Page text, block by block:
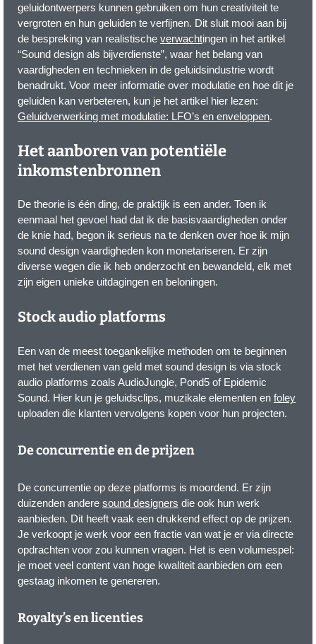
geluidontwerpers kunnen gebruiken om hun creativiteit te
vergroten en hun geluiden te verfijnen. Dit sluit mooi aan bij
de bespreking van realistische verwachtingen in het artikel
“Sound design als bijverdienste”, waar het belang van
vaardigheden en technieken in de geluidsindustrie wordt
benadrukt. Voor meer informatie over modulatie en hoe dit je
geluiden kan verbeteren, kun je het artikel hier lezen:
Geluidverwerking met modulatie: LFO’s en enveloppen.
Het aanboren van potentiële
inkomstenbronnen
De theorie is één ding, de praktijk is een ander. Toen ik
eenmaal het gevoel had dat ik de basisvaardigheden onder
de knie had, begon ik serieus na te denken over hoe ik mijn
sound design vaardigheden kon monetariseren. Er zijn
diverse wegen die ik heb onderzocht en bewandeld, elk met
zijn eigen unieke uitdagingen en beloningen.
Stock audio platforms
Een van de meest toegankelijke methoden om te beginnen
met het verdienen van geld met sound design is via stock
audio platforms zoals AudioJungle, Pond5 of Epidemic
Sound. Hier kun je geluidsclips, muzikale elementen en foley
uploaden die klanten vervolgens kopen voor hun projecten.
De concurrentie en de prijzen
De concurrentie op deze platforms is moordend. Er zijn
duizenden andere sound designers die ook hun werk
aanbieden. Dit heeft vaak een drukkend effect op de prijzen.
Je verkoopt je werk voor een fractie van wat je er via directe
opdrachten voor zou kunnen vragen. Het is een volumespel:
je moet veel content van hoge kwaliteit aanbieden om een
gestaag inkomen te genereren.
Royalty’s en licenties